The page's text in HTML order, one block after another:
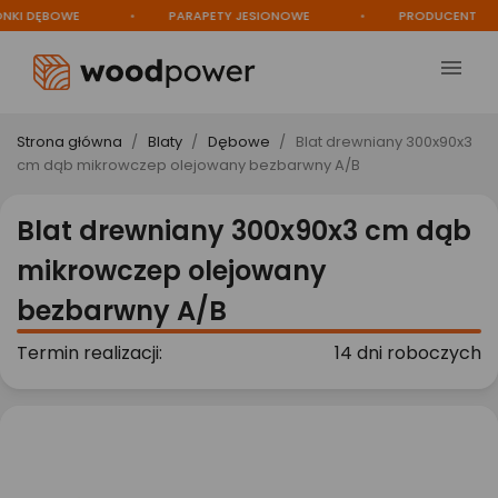
PARAPETY JESIONOWE PRODUCENT

Strona główna Blaty Dębowe
Blat drewniany 300x90x3
cm dąb mikrowczep olejowany bezbarwny A/B
Blat drewniany 300x90x3 cm dąb
mikrowczep olejowany
bezbarwny A/B
Termin realizacji: 14 dni roboczych